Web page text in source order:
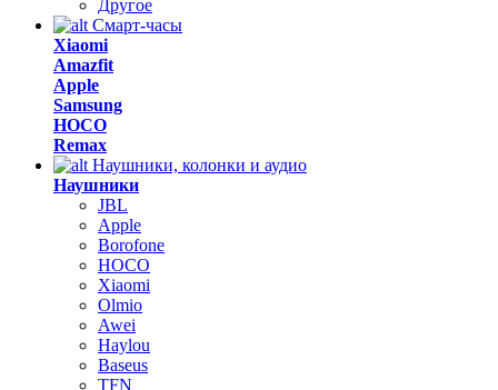
Другое
Смарт-часы
Xiaomi
Amazfit
Apple
Samsung
HOCO
Remax
Наушники, колонки и аудио
Наушники
JBL
Apple
Borofone
HOCO
Xiaomi
Olmio
Awei
Haylou
Baseus
TFN